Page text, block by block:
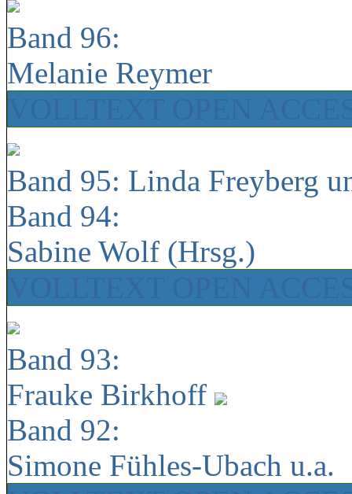
Band 96:
Melanie Reymer
Band 95: Linda Freyberg
Band 94:
Sabine Wolf (Hrsg.)
Band 93:
Frauke Birkhoff
Band 92:
Simone Fühles-Ubach u.a.